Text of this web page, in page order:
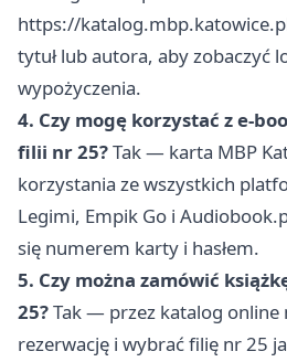
https://
tytuł lub autora, aby zobaczyć
wypożyczenia.
4. Czy mogę korzystać z e-
filii nr 25?Tak — karta MBP
korzystania ze wszystkich
Legimi, Empik Go i
się numerem karty i hasłem.
5. Czy można zamówić
25?Tak — przez katalog online
rezerwację i wybrać filię nr 25